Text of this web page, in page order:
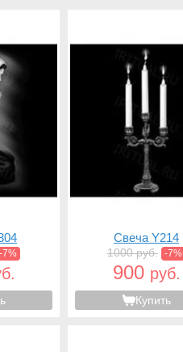
-7%
Свеча Y214
1000 руб. -7%
900 руб.
Купить